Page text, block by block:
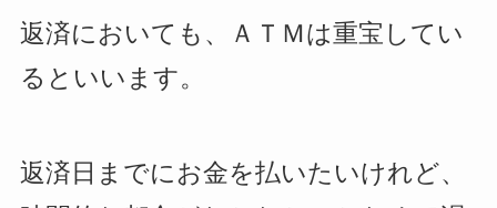
返済においても、ＡＴＭは重宝してい
るといいます。
返済日までにお金を払いたいけれど、